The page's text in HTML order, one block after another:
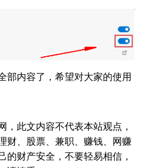
部内容了，希望对大家的使用
，此文内容不代表本站观点，
财、股票、兼职、赚钱、网赚
的财产安全，不要轻易相信，